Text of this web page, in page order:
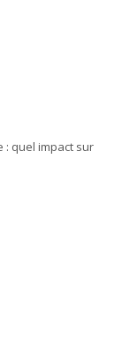
: quel impact sur